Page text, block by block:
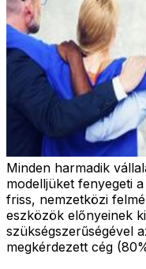
Minden harmadik
modelljüket fenyegeti
friss, nemzetközi
eszközök előnyeinek
szükségszerűségével
megkérdezett cég